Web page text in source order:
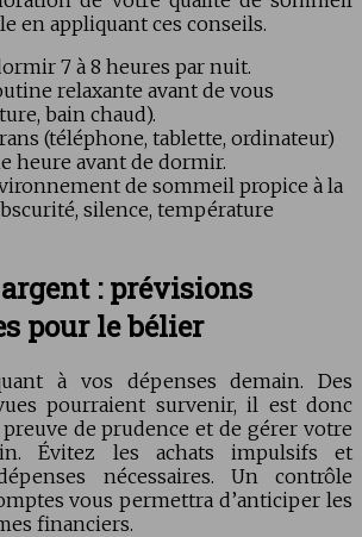
en appliquant ces conseils.
7 à 8 heures par nuit.
relaxante avant de vous
bain chaud).
(téléphone, tablette, ordinateur)
heure avant de dormir.
de sommeil propice à la
silence, température
: prévisions
pour le bélier
à vos dépenses demain. Des
pourraient survenir, il est donc
de prudence et de gérer votre
Évitez les achats impulsifs et
nécessaires. Un contrôle
vous permettra d’anticiper les
financiers.